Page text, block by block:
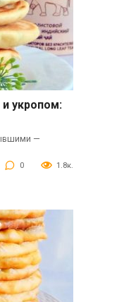
укропом:
—
0 1.8к.